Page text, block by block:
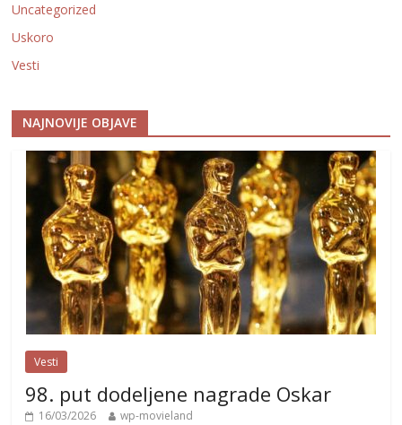
Uncategorized
Uskoro
Vesti
NAJNOVIJE OBJAVE
Vesti
98. put dodeljene nagrade Oskar
16/03/2026 wp-movieland